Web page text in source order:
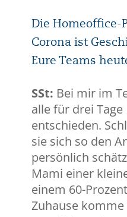
Die Homeoffice-
Corona ist
Eure Teams
SSt: Bei mir im
alle für drei
entschieden.
sie sich so den
persönlich
Mami einer
einem 60-
Zuhause